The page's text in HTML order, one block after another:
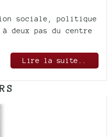
sociale, politique
pas du centre
Lire la suite..